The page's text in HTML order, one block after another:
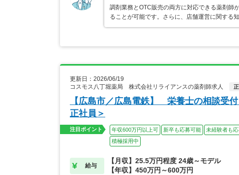
調剤業務とOTC販売の両方に対応できる薬剤師
ることが可能です。さらに、店舗運営に関する
更新日：2026/06/19
コスモス八丁堀薬局 株式会社リライアンスの薬剤師求人
【広島市／広島電鉄】 栄養士の相談受
正社員＞
注目ポイント 年収600万円以上可 新卒も応募可能 未経験者も
積極採用中
給与
【月収】25.5万円程度 24歳～モデル
【年収】450万円～600万円